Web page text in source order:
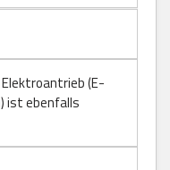
(E-
ist ebenfalls